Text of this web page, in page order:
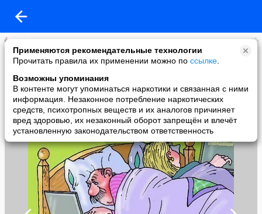
Применяются рекомендательные технологии
Прочитать правила их применении можно по ссылке
Возможны упоминания
В контенте могут упоминаться наркотики и связанная с ними
информация. Незаконное потребление наркотических
средств, психотропных веществ и их аналогов причиняет
вред здоровью, их незаконный оборот запрещён и влечёт
установленную законодательством ответственность
СВЕТЛАНА ЛЕБЕДЕВА
added a photo
23 Jul в 14:00